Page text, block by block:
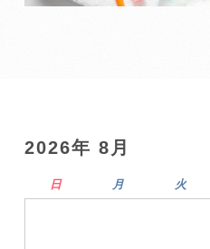
2026年 8月
日 月 火